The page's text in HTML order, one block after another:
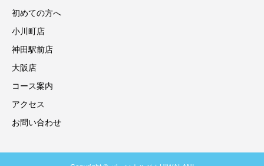
初めての方へ
小川町店
神田駅前店
大阪店
コース案内
アクセス
お問い合わせ